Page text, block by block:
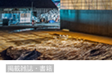
掲載雑誌・書籍